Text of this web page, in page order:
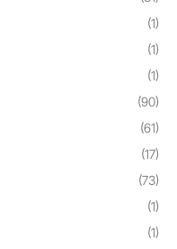
(1)
(1)
(1)
(90)
(61)
(17)
(73)
(1)
(1)